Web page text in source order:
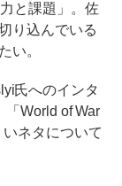
と課題」。佐
り込んでいる
い。
氏へのインタ
「World of War
ネタについて